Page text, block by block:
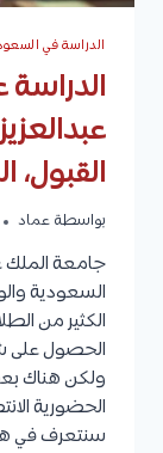
الدراسة في
القبول،
بواسطة عماد
جامعة
السعودية
الكثير من
الحصول على
ولكن هناك
الحضورية
سنتعرف في